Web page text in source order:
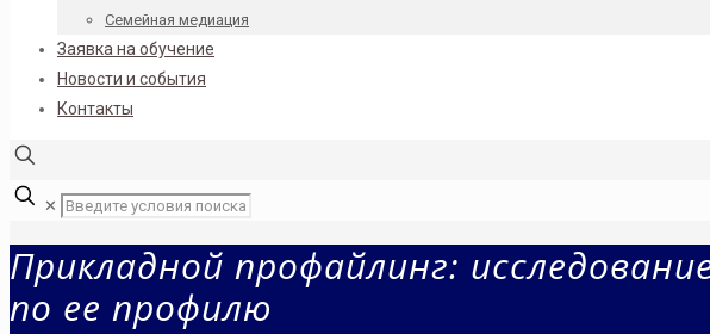
Семейная медиация
Заявка на обучение
Новости и события
Контакты
✕
Прикладной профайлинг:
по ее профилю